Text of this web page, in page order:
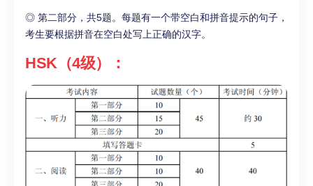
◎ 第二部分，共5题。每题有一个带空白和拼音提示的句子，
考生要根据拼音在空白处写上正确的汉字。
HSK（4级）：